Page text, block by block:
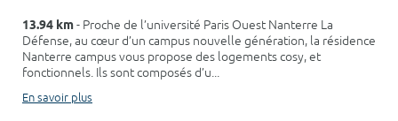
13.94 km- Proche de l’université Paris Ouest Nanterre La
Défense, au cœur d’un campus nouvelle génération, la résidence
Nanterre campus vous propose des logements cosy, et
fonctionnels. Ils sont composés d’u...
En savoir plus